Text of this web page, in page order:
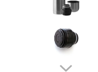
Servetele Umede Copii
Biscuiti Bio pentru Copii
Oja pentru copii bio
Hidratare Adulti